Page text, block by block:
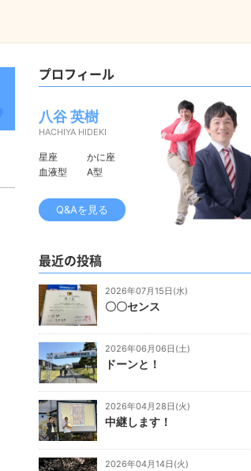
プロフィール
八谷 英樹
HACHIYA HIDEKI
星座
かに座
血液型
A型
Q&Aを見る
最近の投稿
2026年07月15日(水)
〇〇センス
2026年06月06日(土)
ドーンと！
2026年04月28日(火)
中継します！
2026年04月14日(火)